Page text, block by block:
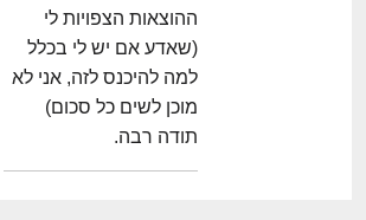
ההוצאות הצפויות לי
(שאדע אם יש לי בכלל
למה להיכנס לזה, אני לא
מוכן לשים כל סכום)
תודה רבה.